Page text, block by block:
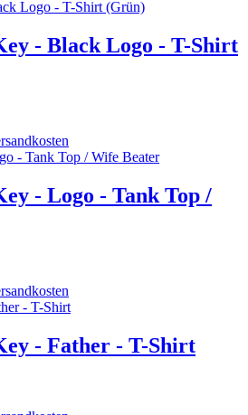
- Black Logo - T-Shirt
- Logo - Tank Top /
- Father - T-Shirt